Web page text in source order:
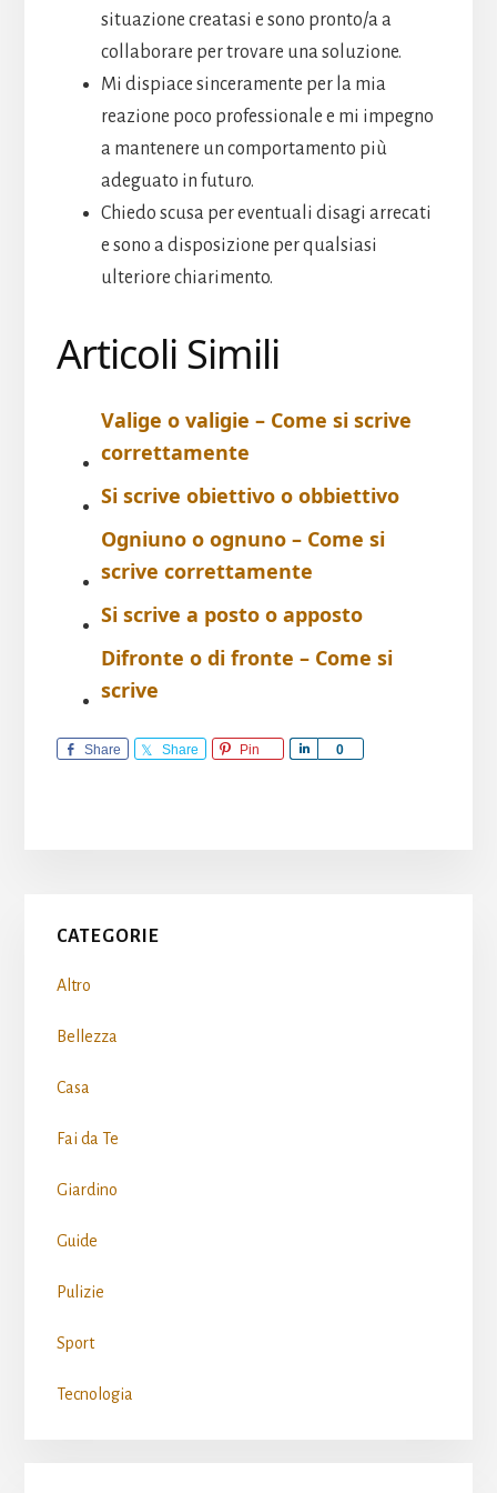
situazione creatasi e sono pronto/a a
collaborare per trovare una soluzione.
Mi dispiace sinceramente per la mia
reazione poco professionale e mi impegno
a mantenere un comportamento più
adeguato in futuro.
Chiedo scusa per eventuali disagi arrecati
e sono a disposizione per qualsiasi
ulteriore chiarimento.
Articoli Simili
Valige o valigie – Come si scrive​
correttamente
Si scrive obiettivo o obbiettivo​
Ogniuno o ognuno – Come si
scrive​ correttamente
Si scrive a posto o apposto​
Difronte o di fronte – Come si
scrive​
Share Share Pin 0
Primary
Sidebar
CATEGORIE
Altro
Bellezza
Casa
Fai da Te
Giardino
Guide
Pulizie
Sport
Tecnologia